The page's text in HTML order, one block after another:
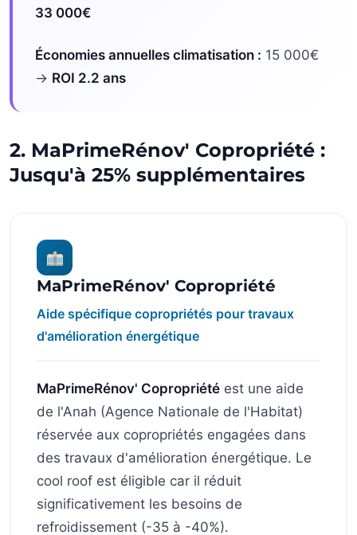
33 000€
Économies annuelles climatisation : 15 000€
→ ROI 2.2 ans
2. MaPrimeRénov' Copropriété :
Jusqu'à 25% supplémentaires
MaPrimeRénov' Copropriété
Aide spécifique copropriétés pour travaux
d'amélioration énergétique
MaPrimeRénov' Copropriété est une aide
de l'Anah (Agence Nationale de l'Habitat)
réservée aux copropriétés engagées dans
des travaux d'amélioration énergétique. Le
cool roof est éligible car il réduit
significativement les besoins de
refroidissement (-35 à -40%).